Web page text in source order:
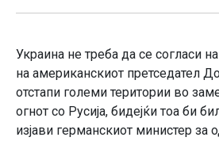
Украина не треба да се согласи
на американскиот претседател
отстапи големи територии во
огнот со Русија, бидејќи тоа би
изјави германскиот министер за